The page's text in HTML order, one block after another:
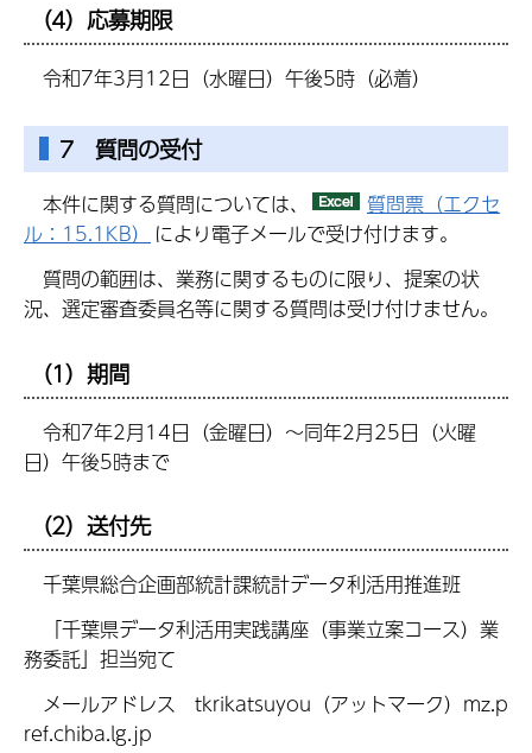
（4）応募期限
令和7年3月12日（水曜日）午後5時（必着）
7 質問の受付
本件に関する質問については、
質問票（エクセ
ル：15.1KB）
により電子メールで受け付けます。
質問の範囲は、業務に関するものに限り、提案の状
況、選定審査委員名等に関する質問は受け付けません。
（1）期間
令和7年2月14日（金曜日）～同年2月25日（火曜
日）午後5時まで
（2）送付先
千葉県総合企画部統計課統計データ利活用推進班
「千葉県データ利活用実践講座（事業立案コース）業
務委託」担当宛て
メールアドレス tkrikatsuyou（アットマーク）mz.p
ref.chiba.lg.jp